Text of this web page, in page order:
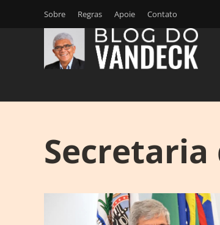
Sobre Regras Apoie Contato
Secretaria